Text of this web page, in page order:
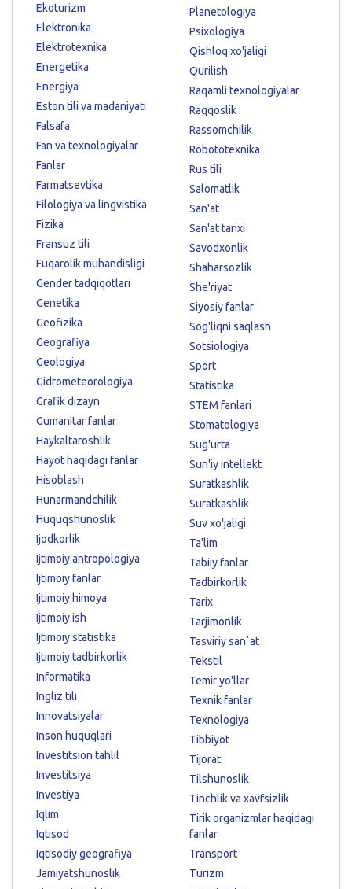
Ekoturizm
Elektronika
Elektrotexnika
Energetika
Energiya
Eston tili va madaniyati
Falsafa
Fan va texnologiyalar
Fanlar
Farmatsevtika
Filologiya va lingvistika
Fizika
Fransuz tili
Fuqarolik muhandisligi
Gender tadqiqotlari
Genetika
Geofizika
Geografiya
Geologiya
Gidrometeorologiya
Grafik dizayn
Gumanitar fanlar
Haykaltaroshlik
Hayot haqidagi fanlar
Hisoblash
Hunarmandchilik
Huquqshunoslik
Ijodkorlik
Ijtimoiy antropologiya
Ijtimoiy fanlar
Ijtimoiy himoya
Ijtimoiy ish
Ijtimoiy statistika
Ijtimoiy tadbirkorlik
Informatika
Ingliz tili
Innovatsiyalar
Inson huquqlari
Investitsion tahlil
Investitsiya
Investiya
Iqlim
Iqtisod
Iqtisodiy geografiya
Jamiyatshunoslik
Planetologiya
Psixologiya
Qishloq xo'jaligi
Qurilish
Raqamli texnologiyalar
Raqqoslik
Rassomchilik
Robototexnika
Rus tili
Salomatlik
San'at
San'at tarixi
Savodxonlik
Shaharsozlik
She'riyat
Siyosiy fanlar
Sog'liqni saqlash
Sotsiologiya
Sport
Statistika
STEM fanlari
Stomatologiya
Sug'urta
Sun'iy intellekt
Suratkashlik
Suratkashlik
Suv xo'jaligi
Ta'lim
Tabiiy fanlar
Tadbirkorlik
Tarix
Tarjimonlik
Tasviriy sanʼat
Tekstil
Temir yo'llar
Texnik fanlar
Texnologiya
Tibbiyot
Tijorat
Tilshunoslik
Tinchlik va xavfsizlik
Tirik organizmlar haqidagi
fanlar
Transport
Turizm